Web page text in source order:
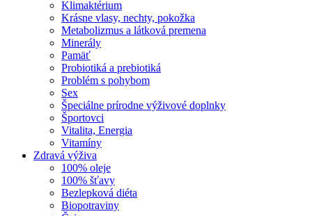
Klimaktérium
Krásne vlasy, nechty, pokožka
Metabolizmus a látková premena
Minerály
Pamäť
Probiotiká a prebiotiká
Problém s pohybom
Sex
Špeciálne prírodne výživové doplnky
Športovci
Vitalita, Energia
Vitamíny
Zdravá výživa
100% oleje
100% šťavy
Bezlepková diéta
Biopotraviny